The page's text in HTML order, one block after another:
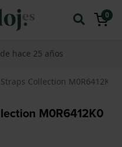
0
hace 25 años
Collection M0R6412K0
M0R6412K0